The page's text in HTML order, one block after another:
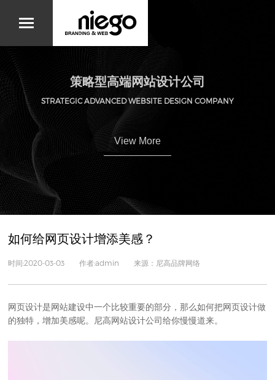
策略型高端网站设计公司
STRATEGIC ADVANCED WEBSITE DESIGN COMPANY
View More
如何给网页设计增添美感？
时间:2020-03-03 作者:admin 来源：尼高品牌网络
网页设计是网站建设中一个比较重要的部分，那么如何把网页设计做
的独特，增加美感呢。尼高网站设计公司给你慢慢道来。